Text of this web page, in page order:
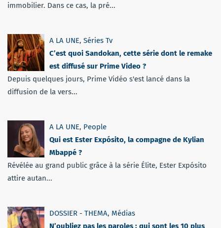
immobilier. Dans ce cas, la pré...
A LA UNE, Séries Tv
C’est quoi Sandokan, cette série dont le remake
est diffusé sur Prime Video ?
Depuis quelques jours, Prime Vidéo s'est lancé dans la
diffusion de la vers...
A LA UNE, People
Qui est Ester Expósito, la compagne de Kylian
Mbappé ?
Révélée au grand public grâce à la série Élite, Ester Expósito
attire autan...
DOSSIER - THEMA, Médias
N’oubliez pas les paroles : qui sont les 10 plus